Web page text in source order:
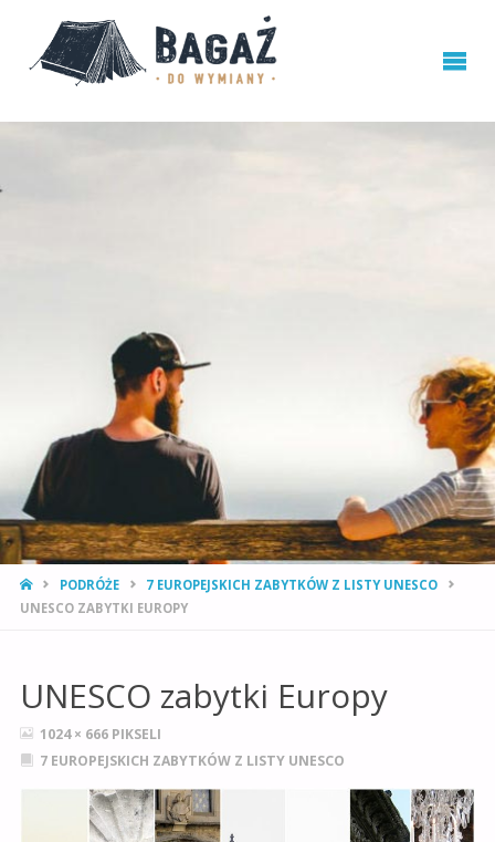
STRONA
GŁÓWNA
PODRÓŻE
7 EUROPEJSKICH ZABYTKÓW Z LISTY UNESCO
UNESCO ZABYTKI EUROPY
UNESCO zabytki Europy
PEŁNY
ROZMIAR
1024 × 666 PIKSELI
7 EUROPEJSKICH ZABYTKÓW Z LISTY UNESCO